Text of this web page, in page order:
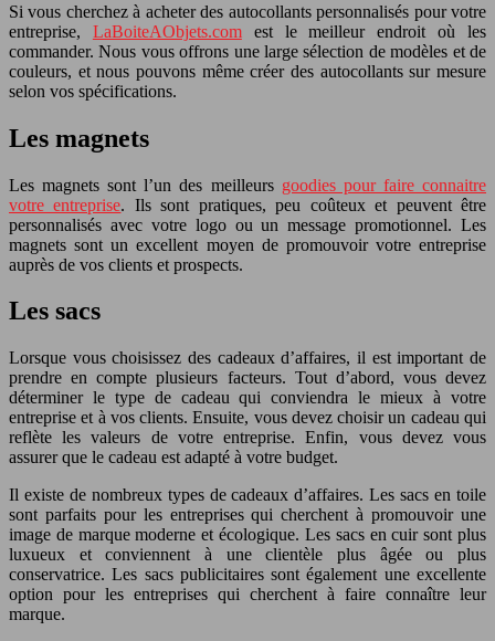
Si vous cherchez à acheter des autocollants personnalisés pour votre
entreprise, LaBoiteAObjets.comest le meilleur endroit où les
commander. Nous vous offrons une large sélection de modèles et de
couleurs, et nous pouvons même créer des autocollants sur mesure
selon vos spécifications.
Les magnets
Les magnets sont l’un des meilleurs goodies pour faire connaitre
votre entreprise. Ils sont pratiques, peu coûteux et peuvent être
personnalisés avec votre logo ou un message promotionnel. Les
magnets sont un excellent moyen de promouvoir votre entreprise
auprès de vos clients et prospects.
Les sacs
Lorsque vous choisissez des cadeaux d’affaires, il est important de
prendre en compte plusieurs facteurs. Tout d’abord, vous devez
déterminer le type de cadeau qui conviendra le mieux à votre
entreprise et à vos clients. Ensuite, vous devez choisir un cadeau qui
reflète les valeurs de votre entreprise. Enfin, vous devez vous
assurer que le cadeau est adapté à votre budget.
Il existe de nombreux types de cadeaux d’affaires. Les sacs en toile
sont parfaits pour les entreprises qui cherchent à promouvoir une
image de marque moderne et écologique. Les sacs en cuir sont plus
luxueux et conviennent à une clientèle plus âgée ou plus
conservatrice. Les sacs publicitaires sont également une excellente
option pour les entreprises qui cherchent à faire connaître leur
marque.